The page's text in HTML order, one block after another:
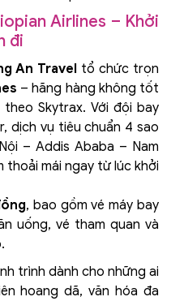
Airlines – Khởi
đi
An Travel tổ chức trọn
– hãng hàng không tốt
Skytrax. Với đội bay
dịch vụ tiêu chuẩn 4 sao
– Addis Ababa – Nam
thoải mái ngay từ lúc khởi
, bao gồm vé máy bay
uống, vé tham quan và
trình dành cho những ai
hoang dã, văn hóa đa